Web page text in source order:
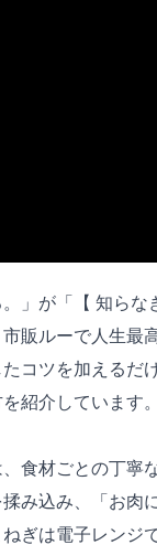
」が「【 知らな
販ルーで人生最
コツを加えるだ
紹介しています。
食材ごとの丁寧
み込み、「お肉
ぎは電子レンジ